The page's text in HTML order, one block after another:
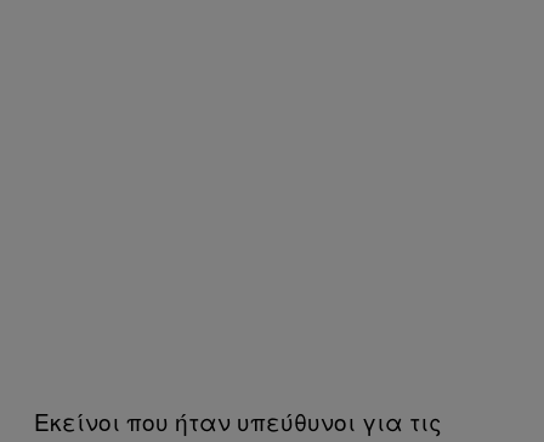
Εκείνοι που ήταν υπεύθυνοι για τις